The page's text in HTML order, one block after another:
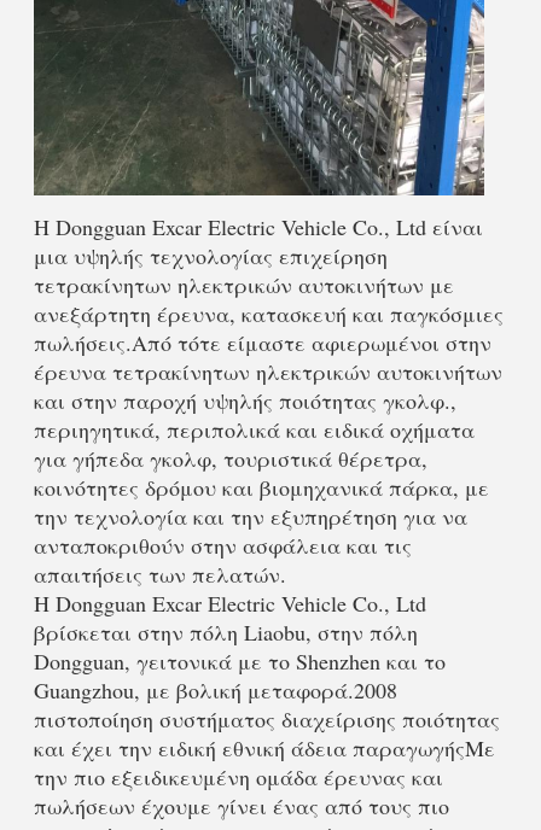
Η Dongguan Excar Electric Vehicle Co., Ltd είναι
μια υψηλής τεχνολογίας επιχείρηση
τετρακίνητων ηλεκτρικών αυτοκινήτων με
ανεξάρτητη έρευνα, κατασκευή και παγκόσμιες
πωλήσεις.Από τότε είμαστε αφιερωμένοι στην
έρευνα τετρακίνητων ηλεκτρικών αυτοκινήτων
και στην παροχή υψηλής ποιότητας γκολφ.,
περιηγητικά, περιπολικά και ειδικά οχήματα
για γήπεδα γκολφ, τουριστικά θέρετρα,
κοινότητες δρόμου και βιομηχανικά πάρκα, με
την τεχνολογία και την εξυπηρέτηση για να
ανταποκριθούν στην ασφάλεια και τις
απαιτήσεις των πελατών.
Η Dongguan Excar Electric Vehicle Co., Ltd
βρίσκεται στην πόλη Liaobu, στην πόλη
Dongguan, γειτονικά με το Shenzhen και το
Guangzhou, με βολική μεταφορά.2008
πιστοποίηση συστήματος διαχείρισης ποιότητας
και έχει την ειδική εθνική άδεια παραγωγήςΜε
την πιο εξειδικευμένη ομάδα έρευνας και
πωλήσεων έχουμε γίνει ένας από τους πιο